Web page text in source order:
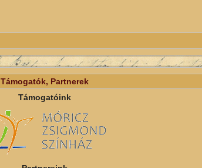
Támogatók, Partnerek
Támogatóink